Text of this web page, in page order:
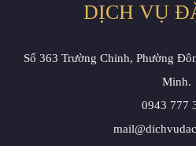
DỊCH VỤ
Số 363 Trường Chinh, Phường
Minh.
0943 777